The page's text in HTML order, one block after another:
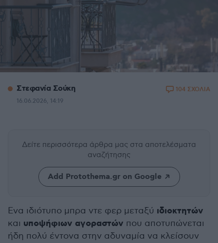
Στεφανία Σούκη
16.06.2026, 14:19
104 ΣΧΟΛΙΑ
Δείτε περισσότερα άρθρα μας στα αποτελέσματα
αναζήτησης
Add Protothema.gr on Google
Ενα ιδιότυπο μπρα ντε φερ μεταξύ ιδιοκτητών
και υποψήφιων αγοραστών που αποτυπώνεται
ήδη πολύ έντονα στην αδυναμία να κλείσουν